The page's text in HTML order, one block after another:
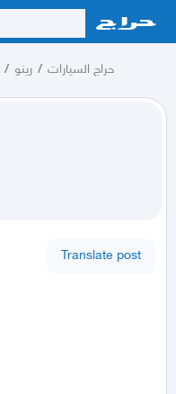
/ رينو / حراج السيارات
Translate post